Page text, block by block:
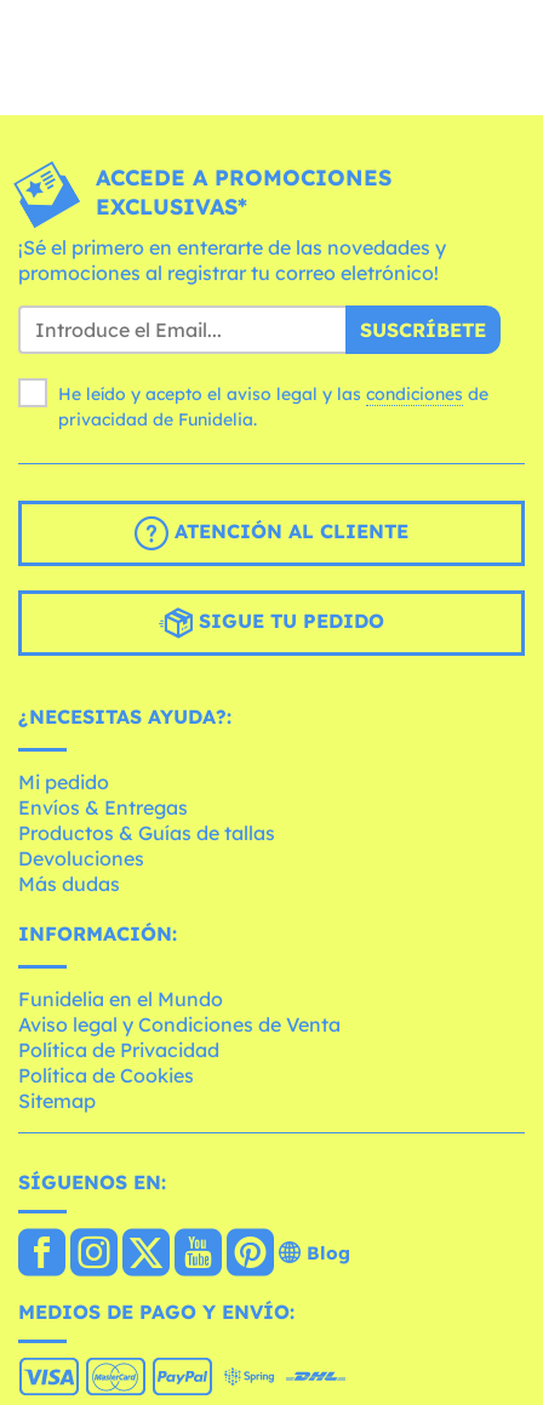
ACCEDE A PROMOCIONES
EXCLUSIVAS*
¡Sé el primero en enterarte de las novedades y
promociones al registrar tu correo eletrónico!
SUSCRÍBETE
He leído y acepto el aviso legal y las condiciones
privacidad de Funidelia.
ATENCIÓN AL CLIENTE
SIGUE TU PEDIDO
¿NECESITAS AYUDA?:
Mi pedido
Envíos & Entregas
Productos & Guías de tallas
Devoluciones
Más dudas
INFORMACIÓN:
Funidelia en el Mundo
Aviso legal y Condiciones de Venta
Política de Privacidad
Política de Cookies
Sitemap
SÍGUENOS EN:
Blog
MEDIOS DE PAGO Y ENVÍO: